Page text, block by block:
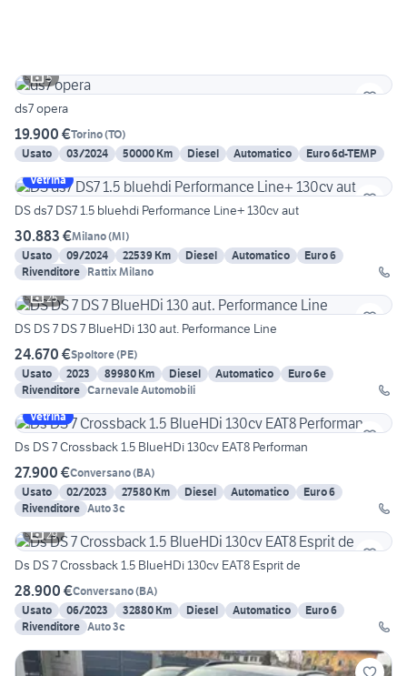
5
ds7 opera
19.900 €Torino(TO)
Usato
03/2024 50000 Km Diesel Automatico
Euro 6d-TEMP
Vetrina
DS ds7 DS7 1.5 bluehdi Performance Line+ 130cv aut
30.883 €Milano(MI)
Usato
09/2024 22539 Km Diesel Automatico
Euro 6
Rivenditore Rattix Milano
25
DS DS 7 DS 7 BlueHDi 130 aut. Performance Line
24.670 €Spoltore(PE)
Usato
2023 89980 Km Diesel Automatico
Euro 6e
Rivenditore Carnevale Automobili
Vetrina
Ds DS 7 Crossback 1.5 BlueHDi 130cv EAT8 Performan
27.900 €Conversano(BA)
Usato
02/2023 27580 Km Diesel Automatico
Euro 6
Rivenditore Auto 3c
29
Ds DS 7 Crossback 1.5 BlueHDi 130cv EAT8 Esprit de
28.900 €Conversano(BA)
Usato
06/2023 32880 Km Diesel Automatico
Euro 6
Rivenditore Auto 3c